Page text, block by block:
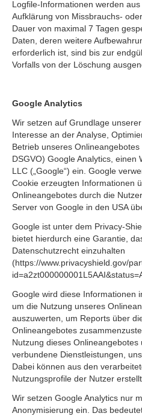
Logfile-Informationen werden
Aufklärung von Missbrauchs-
Dauer von maximal 7 Tagen
Daten, deren weitere
erforderlich ist, sind bis zur
Vorfalls von der Löschung
Google Analytics
Wir setzen auf Grundlage
Interesse an der Analyse,
Betrieb unseres
DSGVO) Google Analytics, einen
LLC („Google“) ein. Google
Cookie erzeugten Informationen
Onlineangebotes durch die
Server von Google in den USA
Google ist unter dem Privacy-
bietet hierdurch eine Garantie,
Datenschutzrecht einzuhalten
(https://www.privacyshield.gov/
Google wird diese Informationen
um die Nutzung unseres
auszuwerten, um Reports über
Onlineangebotes
Nutzung dieses
verbundene Dienstleistungen,
Dabei können aus den
Nutzungsprofile der Nutzer
Wir setzen Google Analytics nur
Anonymisierung ein. Das